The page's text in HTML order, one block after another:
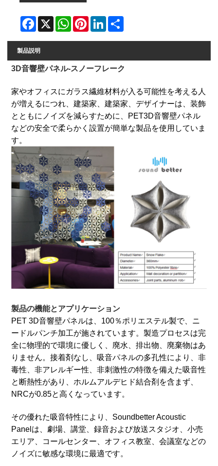
Facebook WhatsAppPinterestLinkedIn
製品説明
3D音響壁パネル-スノーフレーク
家やオフィスにガラス繊維材料が入る可能性を考える人
が増えるにつれ、建築家、建築家、デザイナーは、装飾
とともにノイズを減らすために、PET3D音響壁パネル
などの安全で柔らかく設置が簡単な製品を使用していま
す。
製品の機能とアプリケーション
PET 3D音響壁パネルは、100％ポリエステル製で、ニ
ードルパンチ加工が施されています。製造プロセスは完
全に物理的で環境に優しく、廃水、排出物、廃棄物はあ
りません。接着剤なし、吸音パネルの多孔性により、非
毒性、非アレルギー性、非刺激性の特徴を備えた吸音性
と断熱性があり、ホルムアルデヒド結合剤を含まず、
NRCが0.85と高くなっています。
その優れた吸音特性により、Soundbetter Acoustic
Panelは、劇場、講堂、録音および放送スタジオ、小売
エリア、コールセンター、オフィス教室、会議室などの
ノイズに敏感な環境に最適です。